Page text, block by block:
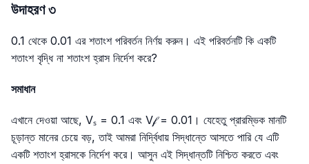
উদাহরণ ৩
0.1 থেকে 0.01 এর শতাংশ পরিবর্তন নির্ণয় করুন। এই পরিবর্তনটি কি একটি
শতাংশ বৃদ্ধি না শতাংশ হ্রাস নির্দেশ করে?
সমাধান
এখানে দেওয়া আছে, Vₛ = 0.1 এবং V𝒻 = 0.01। যেহেতু প্রারম্ভিক মানটি
চূড়ান্ত মানের চেয়ে বড়, তাই আমরা নির্দ্বিধায় সিদ্ধান্তে আসতে পারি যে এটি
একটি শতাংশ হ্রাসকে নির্দেশ করে। আসুন এই সিদ্ধান্তটি নিশ্চিত করতে এবং